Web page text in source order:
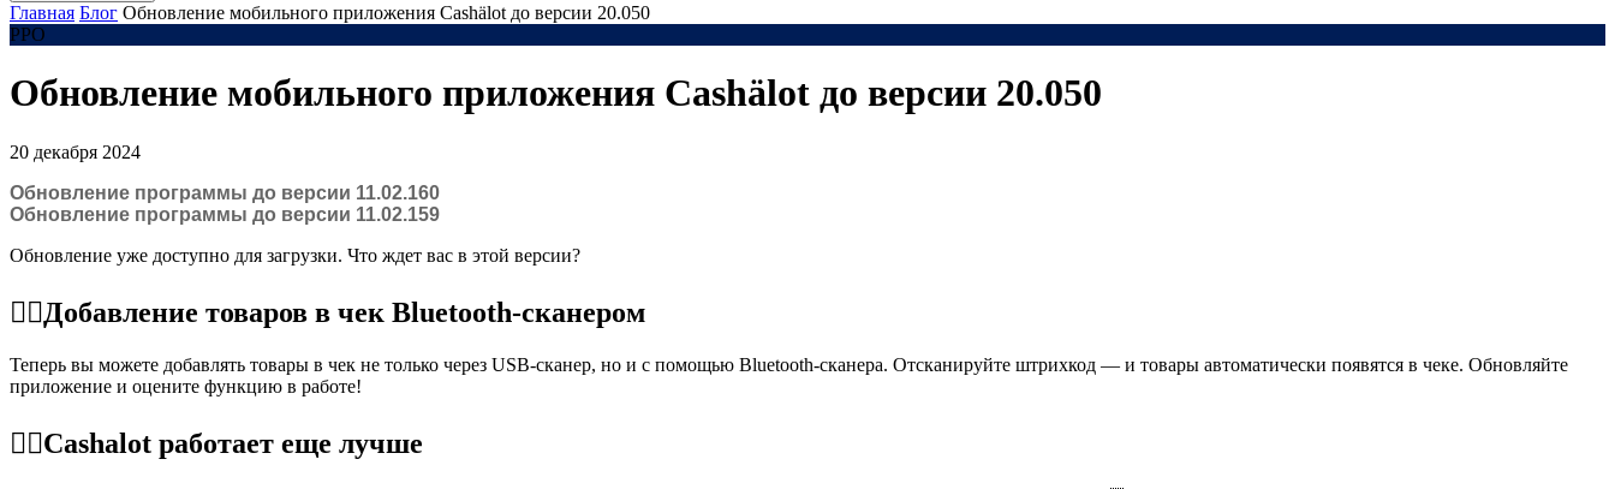
Главная Блог Обновление мобильного приложения Cashӓlot до версии 20.050
РРО
Обновление мобильного приложения Cashӓlot до версии 20.050
20 декабря 2024
Обновление программы до версии 11.02.160
Обновление программы до версии 11.02.159
Обновление уже доступно для загрузки. Что ждет вас в этой версии?
☝🏻Добавление товаров в чек Bluetooth-сканером
Теперь вы можете добавлять товары в чек не только через USB-сканер, но и с помощью Bluetooth-сканера. Отсканируйте штрихкод — и товары автоматически появятся в чеке. Обновляйте
приложение и оцените функцию в работе!
☝🏻Cashalot работает еще лучше